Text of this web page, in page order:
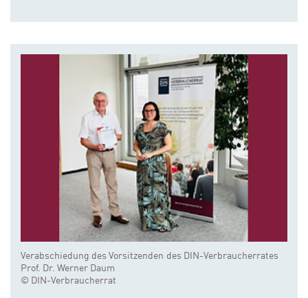
Verabschiedung des Vorsitzenden des DIN-Verbraucherrates
Prof. Dr. Werner Daum
© DIN-Verbraucherrat